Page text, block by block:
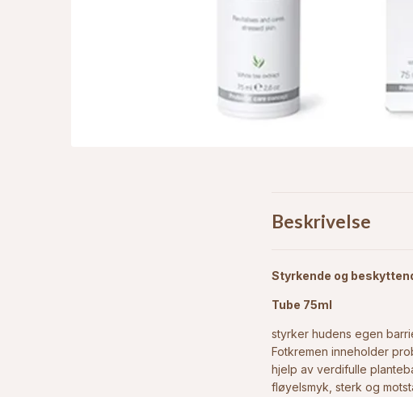
Beskrivelse
Styrkende og
Tube 75ml
styrker hudens egen
Fotkremen inneholder
hjelp av verdifulle
fløyelsmyk, sterk og